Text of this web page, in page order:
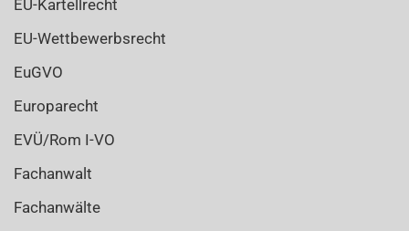
EU-Kartellrecht
EU-Wettbewerbsrecht
EuGVO
Europarecht
EVÜ/Rom I-VO
Fachanwalt
Fachanwälte